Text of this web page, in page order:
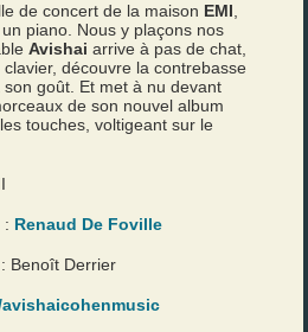
de concert de la maison EMI
piano. Nous y plaçons nos
Avishai arrive à pas de chat,
découvre la contrebasse
son goût. Et met à nu devant
de son nouvel album
touches, voltigeant sur le
: Renaud De Foville
Benoît Derrier